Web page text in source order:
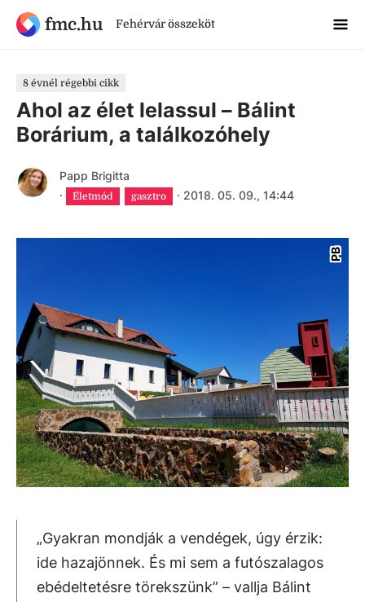
fmc.hu Fehérvár összeköt
8 évnél régebbi cikk
Ahol az élet lelassul – Bálint
Borárium, a találkozóhely
Papp Brigitta
·
Életmód gasztro · 2018. 05. 09., 14:44
PB
„Gyakran mondják a vendégek, úgy érzik:
ide hazajönnek. És mi sem a futószalagos
ebédeltetésre törekszünk” – vallja Bálint